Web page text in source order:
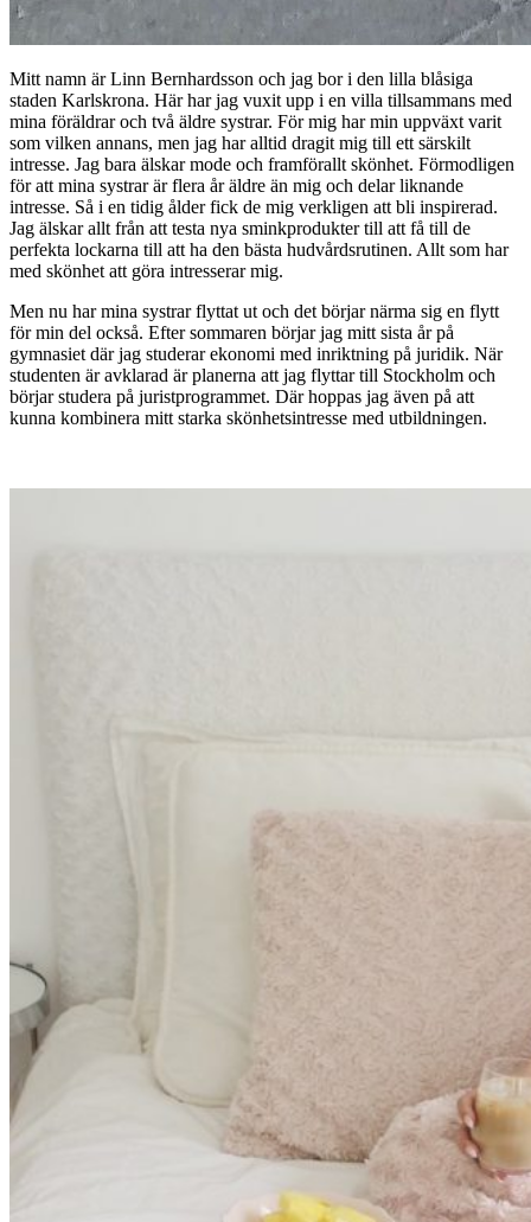
Mitt namn är Linn Bernhardsson och jag bor i den lilla blåsiga
staden Karlskrona. Här har jag vuxit upp i en villa tillsammans med
mina föräldrar och två äldre systrar. För mig har min uppväxt varit
som vilken annans, men jag har alltid dragit mig till ett särskilt
intresse. Jag bara älskar mode och framförallt skönhet. Förmodligen
för att mina systrar är flera år äldre än mig och delar liknande
intresse. Så i en tidig ålder fick de mig verkligen att bli inspirerad.
Jag älskar allt från att testa nya sminkprodukter till att få till de
perfekta lockarna till att ha den bästa hudvårdsrutinen. Allt som har
med skönhet att göra intresserar mig.
Men nu har mina systrar flyttat ut och det börjar närma sig en flytt
för min del också. Efter sommaren börjar jag mitt sista år på
gymnasiet där jag studerar ekonomi med inriktning på juridik. När
studenten är avklarad är planerna att jag flyttar till Stockholm och
börjar studera på juristprogrammet. Där hoppas jag även på att
kunna kombinera mitt starka skönhetsintresse med utbildningen.